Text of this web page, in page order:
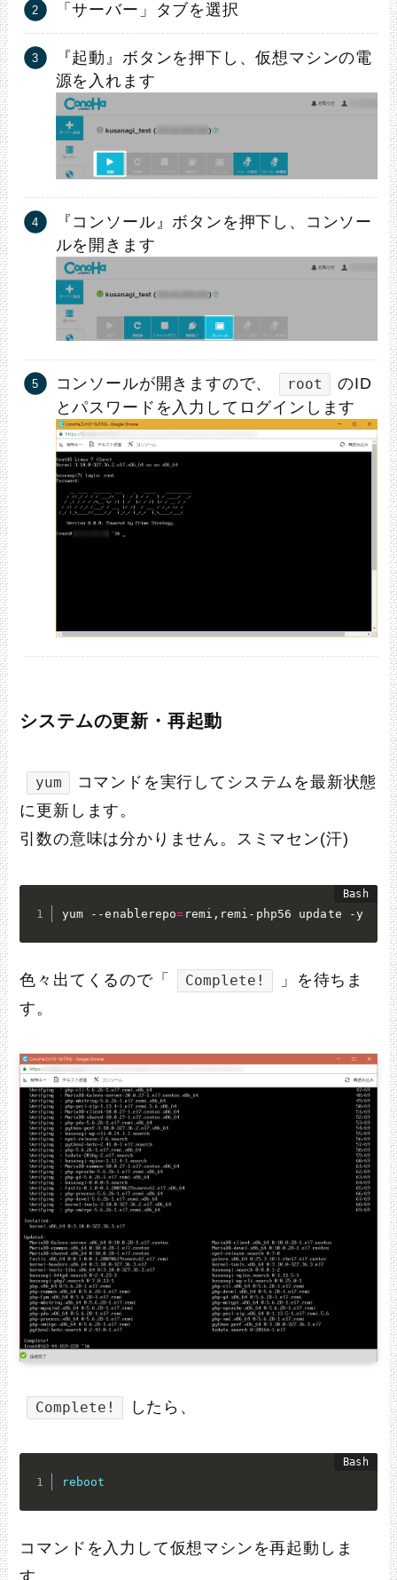
「サーバー」タブを選択
『起動』ボタンを押下し、仮想マシンの電
源を入れます
『コンソール』ボタンを押下し、コンソー
ルを開きます
コンソールが開きますので、 root
のID
とパスワードを入力してログインします
システムの更新・再起動
yum
コマンドを実行してシステムを最新状態
に更新します。
引数の意味は分かりません。スミマセン(汗)
yum --enablerepo= remi,remi-php56 update -y
色々出てくるので「 Complete!
」を待ちま
す。
Complete! したら、
reboot
コマンドを入力して仮想マシンを再起動しま
す。